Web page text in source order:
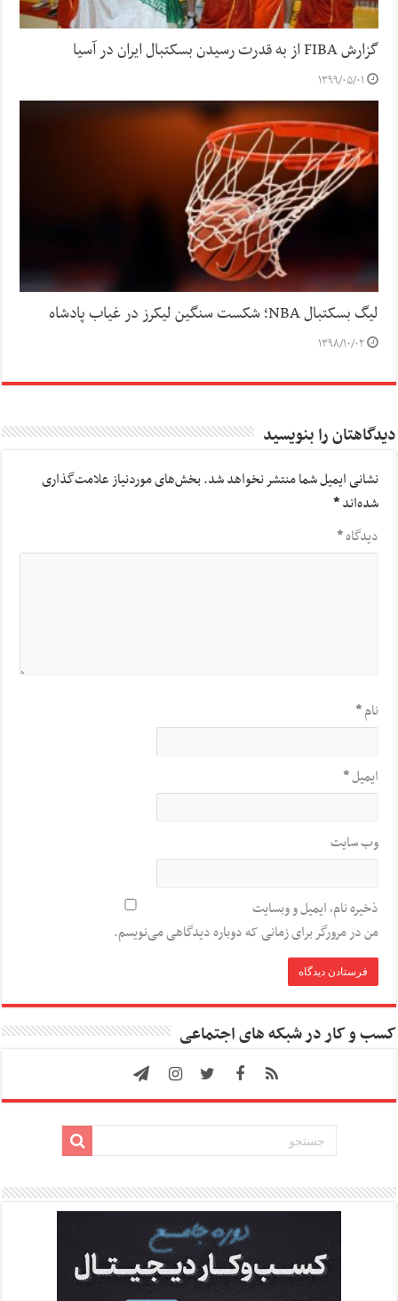
گزارش FIBA از به قدرت رسیدن بسکتبال ایران در آسیا
۱۳۹۹/۰۵/۰۱
لیگ بسکتبال NBA؛ شکست سنگین لیکرز در غیاب پادشاه
۱۳۹۸/۱۰/۰۲
دیدگاهتان را بنویسید
نشانی ایمیل شما منتشر نخواهد شد.بخش‌های موردنیاز علامت‌گذاری
شده‌اند*
دیدگاه*
نام*
ایمیل*
وب‌ سایت
ذخیره نام، ایمیل و وبسایت
من در مرورگر برای زمانی که دوباره دیدگاهی می‌نویسم.
کسب و کار در شبکه های اجتماعی